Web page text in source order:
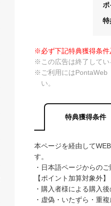
ポ
特
※必ず下記特典獲得条件
※この広告は終了してい
※ご利用にはPontaWeb
い。
特典獲得条件
本ページを経由して
す。
・日本語ページからのご
【ポイント加算対象外】
・購入者様による購入
・虚偽・いたずら・重